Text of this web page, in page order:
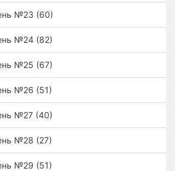
№23 (60)
№24 (82)
№25 (67)
№26 (51)
№27 (40)
№28 (27)
№29 (51)